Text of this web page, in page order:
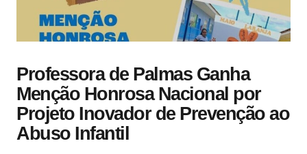
Professora de Palmas Ganha
Menção Honrosa Nacional por
Projeto Inovador de Prevenção ao
Abuso Infantil